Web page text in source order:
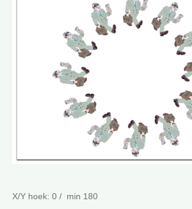
X/Y hoek: 0 / min 180